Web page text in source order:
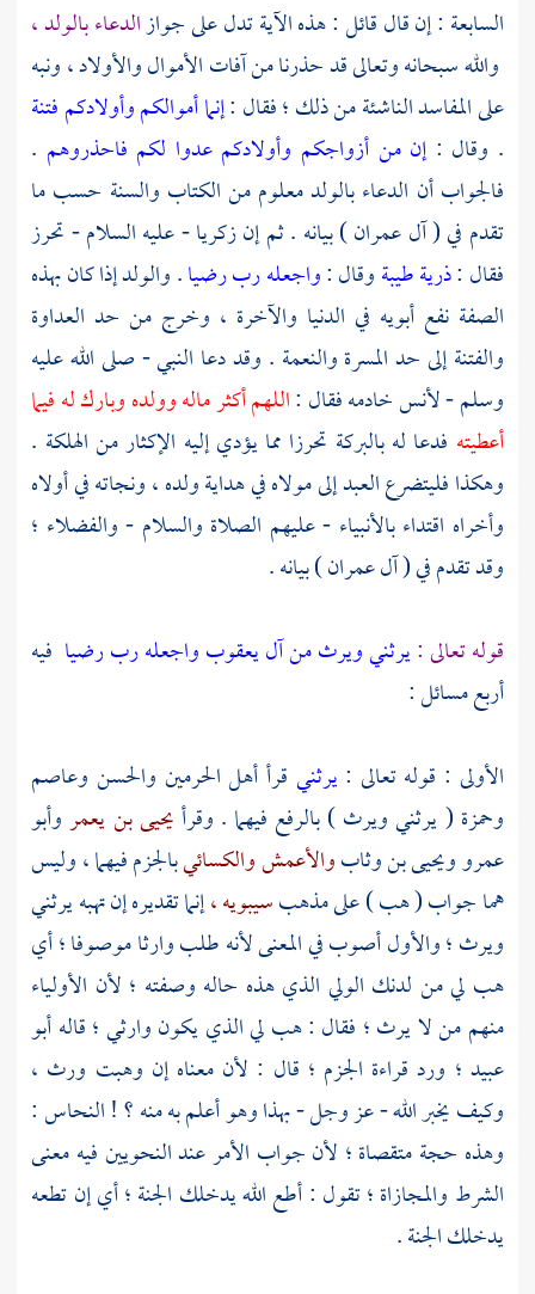
السابعة : إن قال قائل : هذه الآية تدل على جوازالدعاء بالولد ،
والله سبحانه وتعالى قد حذرنا من آفات الأموال والأولاد ، ونبه
على المفاسد الناشئة من ذلك ؛ فقال :إنما أموالكم وأولادكم فتنة
. وقال :إن من أزواجكم وأولادكم عدوا لكم فاحذروهم .
فالجواب أن الدعاء بالولد معلوم من الكتاب والسنة حسب ما
تقدم في ( آل عمران ) بيانه . ثم إنزكريا- عليه السلام - تحرز
فقال :ذرية طيبةوقال :واجعله رب رضيا. والولد إذا كان بهذه
الصفة نفع أبويه في الدنيا والآخرة ، وخرج من حد العداوة
والفتنة إلى حد المسرة والنعمة . وقد دعا النبي - صلى الله عليه
وسلم -لأنسخادمه فقال :اللهم أكثر ماله وولده وبارك له فيما
أعطيته فدعا له بالبركة تحرزا مما يؤدي إليه الإكثار من الهلكة .
وهكذا فليتضرع العبد إلى مولاه في هداية ولده ، ونجاته في أولاه
وأخراه اقتداء بالأنبياء - عليهم الصلاة والسلام - والفضلاء ؛
وقد تقدم في ( آل عمران ) بيانه .
قوله تعالى :يرثني ويرث من آل يعقوب واجعله رب رضيا فيه
أربع مسائل :
الأولى : قوله تعالى :يرثني قرأ أهل الحرمين والحسن وعاصم
وحمزة ( يرثني ويرث ) بالرفع فيهما . وقرأيحيى بن يعمروأبو
عمروويحيى بن وثابوالأعمشوالكسائيبالجزم فيهما ، وليس
هما جواب ( هب ) على مذهبسيبويه ،إنما تقديره إن تهبه يرثني
ويرث ؛ والأول أصوب في المعنى لأنه طلب وارثا موصوفا ؛ أي
هب لي من لدنك الولي الذي هذه حاله وصفته ؛ لأن الأولياء
منهم من لا يرث ؛ فقال : هب لي الذي يكون وارثي ؛ قالهأبو
عبيد ؛ ورد قراءة الجزم ؛ قال : لأن معناه إن وهبت ورث ،
وكيف يخبر الله - عز وجل - بهذا وهو أعلم به منه ؟ !النحاس:
وهذه حجة متقصاة ؛ لأن جواب الأمر عند النحويين فيه معنى
الشرط والمجازاة ؛ تقول : أطع الله يدخلك الجنة ؛ أي إن تطعه
يدخلك الجنة .